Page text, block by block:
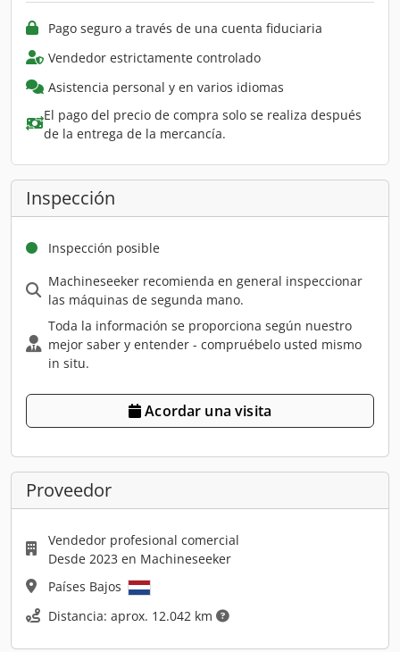
Pago seguro a través de una cuenta fiduciaria
Vendedor estrictamente controlado
Asistencia personal y en varios idiomas
El pago del precio de compra solo se realiza después
de la entrega de la mercancía.
Inspección
Inspección posible
Machineseeker recomienda en general inspeccionar
las máquinas de segunda mano.
Toda la información se proporciona según nuestro
mejor saber y entender - compruébelo usted mismo
in situ.
Acordar una visita
Proveedor
Vendedor profesional comercial
Desde 2023 en Machineseeker
Países Bajos
Distancia: aprox. 12.042 km